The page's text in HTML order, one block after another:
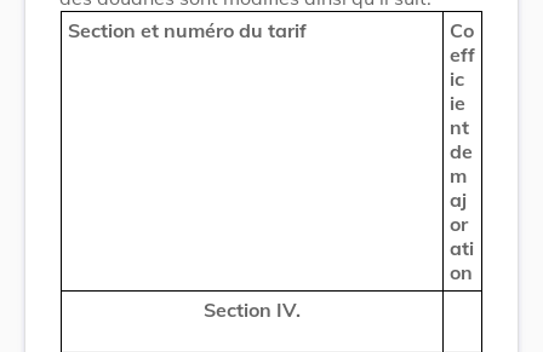
Section et numéro du tarif
Co
eff
ic
ie
nt
de
m
aj
or
ati
on
Section IV.